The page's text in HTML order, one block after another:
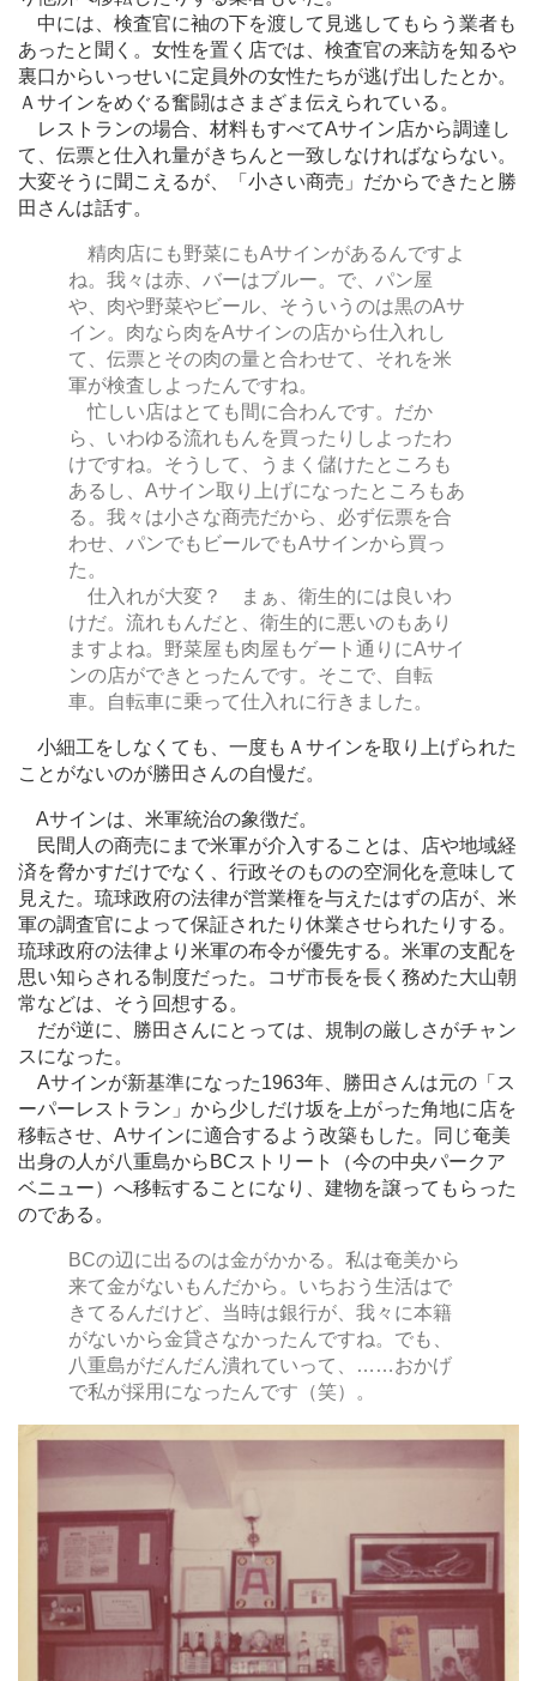
中には、検査官に袖の下を渡して見逃してもらう業者も
あったと聞く。女性を置く店では、検査官の来訪を知るや
裏口からいっせいに定員外の女性たちが逃げ出したとか。
Ａサインをめぐる奮闘はさまざま伝えられている。
レストランの場合、材料もすべてAサイン店から調達し
て、伝票と仕入れ量がきちんと一致しなければならない。
大変そうに聞こえるが、「小さい商売」だからできたと勝
田さんは話す。
精肉店にも野菜にもAサインがあるんですよ
ね。我々は赤、バーはブルー。で、パン屋
や、肉や野菜やビール、そういうのは黒のAサ
イン。肉なら肉をAサインの店から仕入れし
て、伝票とその肉の量と合わせて、それを米
軍が検査しよったんですね。
忙しい店はとても間に合わんです。だか
ら、いわゆる流れもんを買ったりしよったわ
けですね。そうして、うまく儲けたところも
あるし、Aサイン取り上げになったところもあ
る。我々は小さな商売だから、必ず伝票を合
わせ、パンでもビールでもAサインから買っ
た。
仕入れが大変？ まぁ、衛生的には良いわ
けだ。流れもんだと、衛生的に悪いのもあり
ますよね。野菜屋も肉屋もゲート通りにAサイ
ンの店ができとったんです。そこで、自転
車。自転車に乗って仕入れに行きました。
小細工をしなくても、一度もＡサインを取り上げられた
ことがないのが勝田さんの自慢だ。
Aサインは、米軍統治の象徴だ。
民間人の商売にまで米軍が介入することは、店や地域経
済を脅かすだけでなく、行政そのものの空洞化を意味して
見えた。琉球政府の法律が営業権を与えたはずの店が、米
軍の調査官によって保証されたり休業させられたりする。
琉球政府の法律より米軍の布令が優先する。米軍の支配を
思い知らされる制度だった。コザ市長を長く務めた大山朝
常などは、そう回想する。
だが逆に、勝田さんにとっては、規制の厳しさがチャン
スになった。
Aサインが新基準になった1963年、勝田さんは元の「ス
ーパーレストラン」から少しだけ坂を上がった角地に店を
移転させ、Aサインに適合するよう改築もした。同じ奄美
出身の人が八重島からBCストリート（今の中央パークア
ベニュー）へ移転することになり、建物を譲ってもらった
のである。
BCの辺に出るのは金がかかる。私は奄美から
来て金がないもんだから。いちおう生活はで
きてるんだけど、当時は銀行が、我々に本籍
がないから金貸さなかったんですね。でも、
八重島がだんだん潰れていって、
… …おかげ
で私が採用になったんです（笑）。